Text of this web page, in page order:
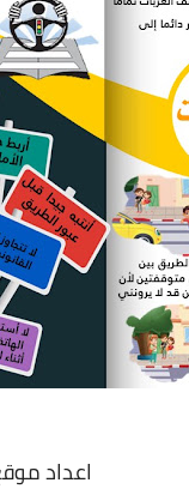
اعداد